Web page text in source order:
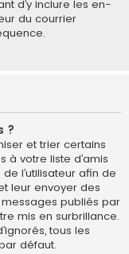
d’y inclure les en-
du courrier
?
et trier certains
à votre liste d’amis
l’utilisateur afin de
leur envoyer des
publiés par
mis en surbrillance.
tous les
défaut.